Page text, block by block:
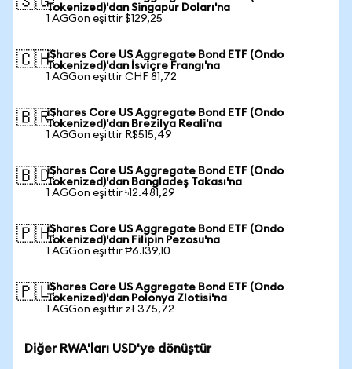
Tokenized)'dan Singapur Doları'na
1 AGGon eşittir $129,25
🇨🇭iShares Core US Aggregate Bond ETF (Ondo
Tokenized)'dan İsviçre Frangı'na
1 AGGon eşittir CHF 81,72
🇧🇷iShares Core US Aggregate Bond ETF (Ondo
Tokenized)'dan Brezilya Reali'na
1 AGGon eşittir R$515,49
🇧🇩iShares Core US Aggregate Bond ETF (Ondo
Tokenized)'dan Bangladeş Takası'na
1 AGGon eşittir ৳12.481,29
🇵🇭iShares Core US Aggregate Bond ETF (Ondo
Tokenized)'dan Filipin Pezosu'na
1 AGGon eşittir ₱6.139,10
🇵🇱iShares Core US Aggregate Bond ETF (Ondo
Tokenized)'dan Polonya Zlotisi'na
1 AGGon eşittir zł 375,72
Diğer RWA'ları USD'ye dönüştür